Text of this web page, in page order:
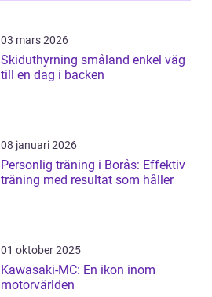
03 mars 2026
Skiduthyrning småland enkel väg
till en dag i backen
08 januari 2026
Personlig träning i Borås: Effektiv
träning med resultat som håller
01 oktober 2025
Kawasaki-MC: En ikon inom
motorvärlden